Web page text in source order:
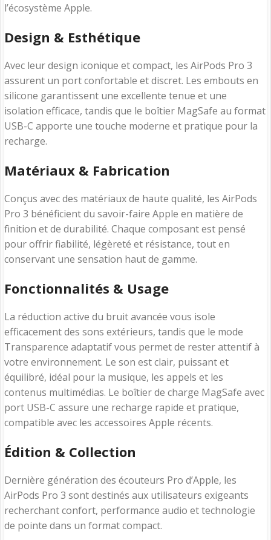
l’écosystème Apple.
Design & Esthétique
Avec leur design iconique et compact, les AirPods Pro 3
assurent un port confortable et discret. Les embouts en
silicone garantissent une excellente tenue et une
isolation efficace, tandis que le boîtier MagSafe au format
USB-C apporte une touche moderne et pratique pour la
recharge.
Matériaux & Fabrication
Conçus avec des matériaux de haute qualité, les AirPods
Pro 3 bénéficient du savoir-faire Apple en matière de
finition et de durabilité. Chaque composant est pensé
pour offrir fiabilité, légèreté et résistance, tout en
conservant une sensation haut de gamme.
Fonctionnalités & Usage
La réduction active du bruit avancée vous isole
efficacement des sons extérieurs, tandis que le mode
Transparence adaptatif vous permet de rester attentif à
votre environnement. Le son est clair, puissant et
équilibré, idéal pour la musique, les appels et les
contenus multimédias. Le boîtier de charge MagSafe avec
port USB-C assure une recharge rapide et pratique,
compatible avec les accessoires Apple récents.
Édition & Collection
Dernière génération des écouteurs Pro d’Apple, les
AirPods Pro 3 sont destinés aux utilisateurs exigeants
recherchant confort, performance audio et technologie
de pointe dans un format compact.